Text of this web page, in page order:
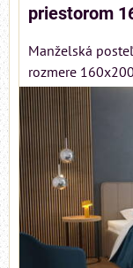
priestorom
Manželská
rozmere